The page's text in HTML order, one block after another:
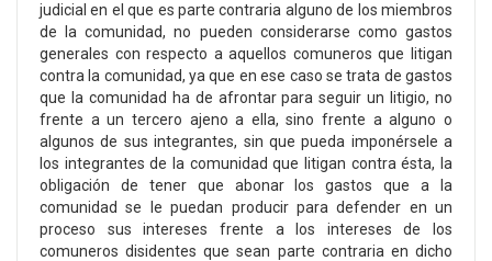
judicial en el que es parte contraria alguno de los miembros
de la comunidad, no pueden considerarse como gastos
generales con respecto a aquellos comuneros que litigan
contra la comunidad, ya que en ese caso se trata de gastos
que la comunidad ha de afrontar para seguir un litigio, no
frente a un tercero ajeno a ella, sino frente a alguno o
algunos de sus integrantes, sin que pueda imponérsele a
los integrantes de la comunidad que litigan contra ésta, la
obligación de tener que abonar los gastos que a la
comunidad se le puedan producir para defender en un
proceso sus intereses frente a los intereses de los
comuneros disidentes que sean parte contraria en dicho